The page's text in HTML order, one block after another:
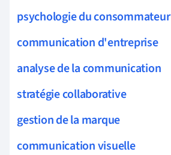
psychologie du consommateur
communication d'entreprise
analyse de la communication
stratégie collaborative
gestion de la marque
communication visuelle